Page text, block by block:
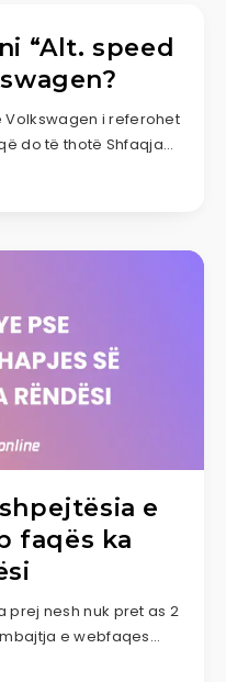
“Alt. speed
Volkswagen i referohet
do të thotë Shfaqja…
e
faqës ka
prej nesh nuk pret as 2
e webfaqes…